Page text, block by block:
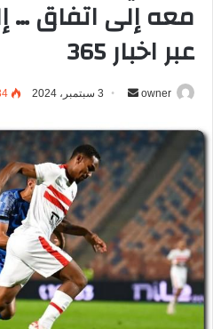
معه إلى اتفاق …
عبر اخبار 365
owner
س
ل
ر
ي
د
ا
ل
3 سبتمبر، 2024